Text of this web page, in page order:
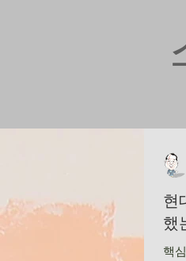
현
했
핵